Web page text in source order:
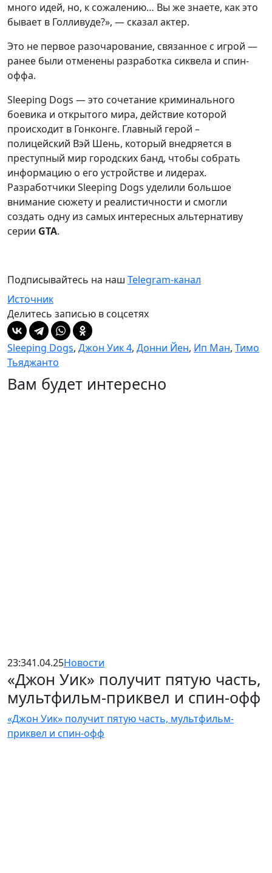
много идей, но, к сожалению… Вы же знаете, как это
бывает в Голливуде?», — сказал актер.
Это не первое разочарование, связанное с игрой —
ранее были отменены разработка сиквела и спин-
оффа.
Sleeping Dogs — это сочетание криминального
боевика и открытого мира, действие которой
происходит в Гонконге. Главный герой –
полицейский Вэй Шень, который внедряется в
преступный мир городских банд, чтобы собрать
информацию о его устройстве и лидерах.
Разработчики Sleeping Dogs уделили большое
внимание сюжету и реалистичности и смогли
создать одну из самых интересных альтернативу
серии GTA.
Подписывайтесь на наш Telegram-канал
Источник
Делитесь записью в соцсетях
Sleeping Dogs, Джон Уик 4, Донни Йен, Ип Ман, Тимо
Тьяджанто
Вам будет интересно
23:341.04.25Новости
«Джон Уик» получит пятую часть,
мультфильм-приквел и спин-офф
«Джон Уик» получит пятую часть, мультфильм-
приквел и спин-офф